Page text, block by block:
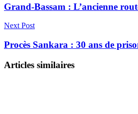
Grand-Bassam : L’ancienne
Next Post
Procès Sankara : 30 ans de
Articles similaires